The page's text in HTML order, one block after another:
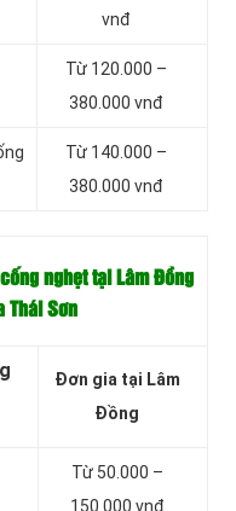
vnđ
Từ 120.000 –
380.000 vnđ
Từ 140.000 –
380.000 vnđ
nghẹt tại Lâm Đồng
Thái Sơn
Đơn gia tại Lâm
Đồng
Từ 50.000 –
150.000 vnđ